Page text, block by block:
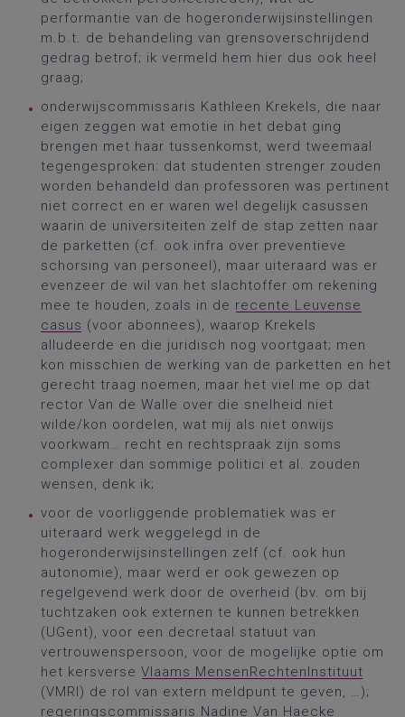
performantie van de hogeronderwijsinstellingen
m.b.t. de behandeling van grensoverschrijdend
gedrag betrof; ik vermeld hem hier dus ook heel
graag;
onderwijscommissaris Kathleen Krekels, die naar
eigen zeggen wat emotie in het debat ging
brengen met haar tussenkomst, werd tweemaal
tegengesproken: dat studenten strenger zouden
worden behandeld dan professoren was pertinent
niet correct en er waren wel degelijk casussen
waarin de universiteiten zelf de stap zetten naar
de parketten (cf. ook infra over preventieve
schorsing van personeel), maar uiteraard was er
evenzeer de wil van het slachtoffer om rekening
mee te houden, zoals in de recente Leuvense
casus (voor abonnees), waarop Krekels
alludeerde en die juridisch nog voortgaat; men
kon misschien de werking van de parketten en het
gerecht traag noemen, maar het viel me op dat
rector Van de Walle over die snelheid niet
wilde/kon oordelen, wat mij als niet onwijs
voorkwam… recht en rechtspraak zijn soms
complexer dan sommige politici et al. zouden
wensen, denk ik;
voor de voorliggende problematiek was er
uiteraard werk weggelegd in de
hogeronderwijsinstellingen zelf (cf. ook hun
autonomie), maar werd er ook gewezen op
regelgevend werk door de overheid (bv. om bij
tuchtzaken ook externen te kunnen betrekken
(UGent), voor een decretaal statuut van
vertrouwenspersoon, voor de mogelijke optie om
het kersverse Vlaams MensenRechtenInstituut
(VMRI) de rol van extern meldpunt te geven, …);
regeringscommissaris Nadine Van Haecke